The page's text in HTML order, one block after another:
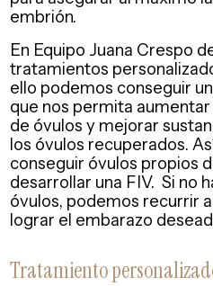
embrión.
En Equipo Juana Crespo
tratamientos
ello podemos conseguir
que nos permita
de óvulos y mejorar
los óvulos recuperados.
conseguir óvulos propios
desarrollar una FIV. Si no
óvulos, podemos recurrir
lograr el embarazo
Tratamiento